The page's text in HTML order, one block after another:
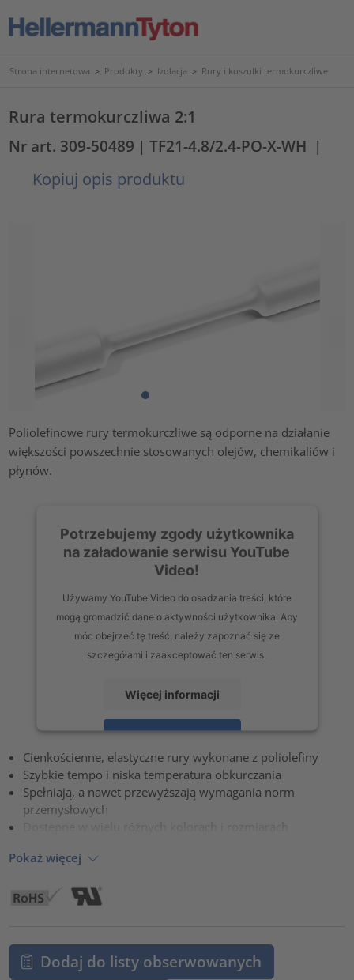
Strona internetowa > Produkty > Izolacja > Rury i koszulki termokurczliwe
Rura termokurczliwa 2:1
Nr art. 309-50489 | TF21-4.8/2.4-PO-X-WH |
Kopiuj opis produktu
Poliolefinowe rury termokurczliwe są odporne na działanie
większości powszechnie stosowanych olejów, chemikaliów i
płynów.
Potrzebujemy zgody użytkownika
na załadowanie serwisu YouTube
Video!
Używamy YouTube Video do osadzania treści, które
mogą gromadzić dane o aktywności użytkownika. Aby
móc obejrzeć tę treść, należy zapoznać się ze
szczegółami i zaakceptować ten serwis.
Więcej informacji
Zaakceptuj
powered byUsercentrics Consent Management Platform
Cienkościenne, elastyczne rury wykonane z poliolefiny
Szybkie tempo i niska temperatura obkurczania
Spełniają, a nawet przewyższają wymagania norm
przemysłowych
Pokaż więcej
Dodaj do listy obserwowanych